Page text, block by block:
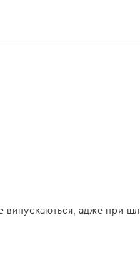
випускаються, адже при